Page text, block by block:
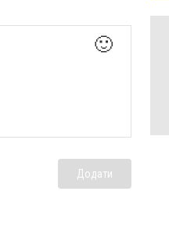
🙂
Додати